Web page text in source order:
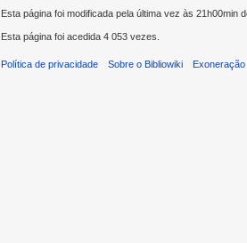
Esta página foi modificada pela última vez às 21h00min
Esta página foi acedida 4 053 vezes.
Política de privacidade Sobre o Bibliowiki